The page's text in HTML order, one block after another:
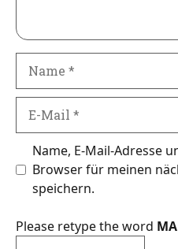
Mail
Name, E-Mail-Adresse
Browser für meinen
speichern.
Please retype the word